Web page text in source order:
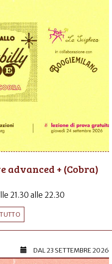
advanced + (Cobra)
21.30 alle 22.30
DAL23 SETTEMBRE 2026